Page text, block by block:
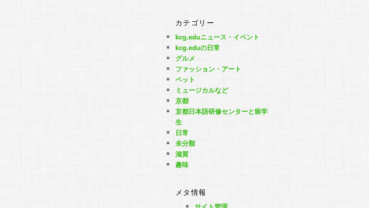
カテゴリー
kcg.eduニュース・イベント
kcg.eduの日常
グルメ
ファッション・アート
ペット
ミュージカルなど
京都
京都日本語研修センターと留学
生
日常
未分類
滋賀
趣味
メタ情報